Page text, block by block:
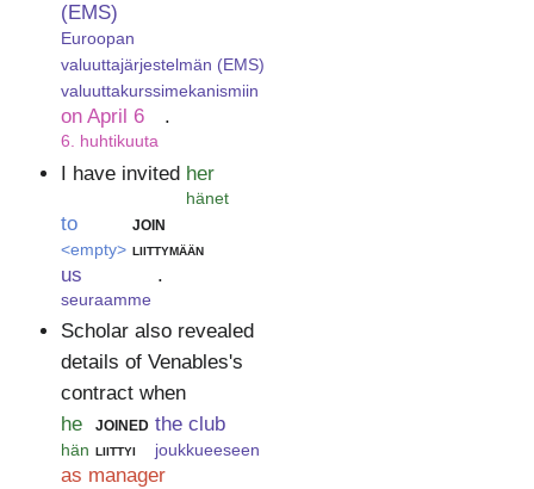
(EMS)
Euroopan
valuuttajärjestelmän (EMS)
valuuttakurssimekanismiin
on April 6
6. huhtikuuta
.
I have invited her
hänet
to
<empty>
join
liittymään
us
seuraamme
.
Scholar also revealed
details of Venables's
contract when
he
hän
joined
liittyi
the club
joukkueeseen
as manager